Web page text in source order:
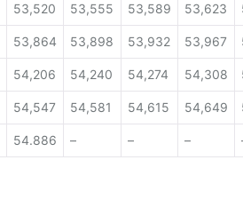
53,520 53,555 53,589 53,623
53,864 53,898 53,932 53,967
54,206 54,240 54,274 54,308
54,547 54,581 54,615 54,649
54.886 – – –